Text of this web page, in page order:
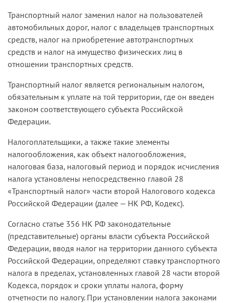
Транспортный налог заменил налог на пользователей
автомобильных дорог, налог с владельцев транспортных
средств, налог на приобретение автотранспортных
средств и налог на имущество физических лиц в
отношении транспортных средств.
Транспортный налог является региональным налогом,
обязательным к уплате на той территории, где он введен
законом соответствующего субъекта Российской
Федерации.
Налогоплательщики, а также такие элементы
налогообложения, как объект налогообложения,
налоговая база, налоговый период и порядок исчисления
налога установлены непосредственно главой 28
«Транспортный налог» части второй Налогового кодекса
Российской Федерации (далее — НК РФ, Кодекс).
Согласно статье 356 НК РФ законодательные
(представительные) органы власти субъекта Российской
Федерации, вводя налог на территории данного субъекта
Российской Федерации, определяют ставку транспортного
налога в пределах, установленных главой 28 части второй
Кодекса, порядок и сроки уплаты налога, форму
отчетности по налогу. При установлении налога законами